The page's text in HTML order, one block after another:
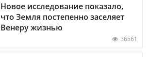
Новое исследование показало,
что Земля постепенно заселяет
Венеру жизнью
36561